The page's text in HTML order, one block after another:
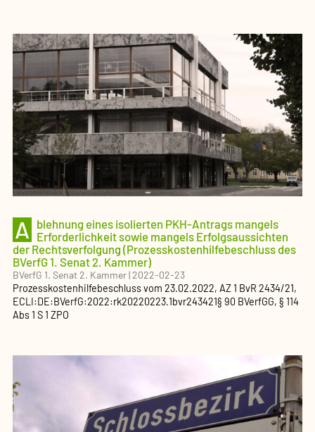
A blehnung eines isolierten PKH-Antrags mangels
Erforderlichkeit sowie mangels Erfolgsaussichten
der Rechtsverfolgung (Prozesskostenhilfebeschluss des
BVerfG 1. Senat 2. Kammer)
BVerfG 1. Senat 2. Kammer|2022-02-23
Prozesskostenhilfebeschlussvom 23.02.2022, AZ1 BvR 2434/21,
ECLI:DE:BVerfG:2022:rk20220223.1bvr243421§ 90 BVerfGG, § 114
Abs 1 S 1 ZPO